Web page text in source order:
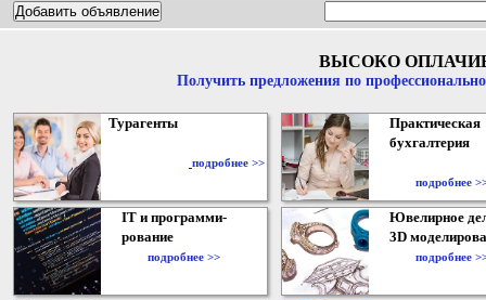
ВЫСОКО
Получить предложения по
Турагенты
подробнее >>
Практическая
бухгалтерия
подробнее
IT и программи-
рование
подробнее >>
Ювелирное
3D
подробнее